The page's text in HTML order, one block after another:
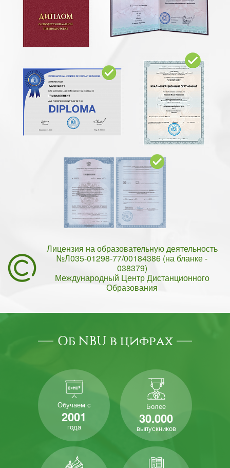
Лицензия на образовательную деятельность
№Л035-01298-77/00184386 (на бланке -
038379)
Международный Центр Дистанционного
Образования
Об NBU в цифрах
Обучаем с
2001
года
Более
30.000
выпускников